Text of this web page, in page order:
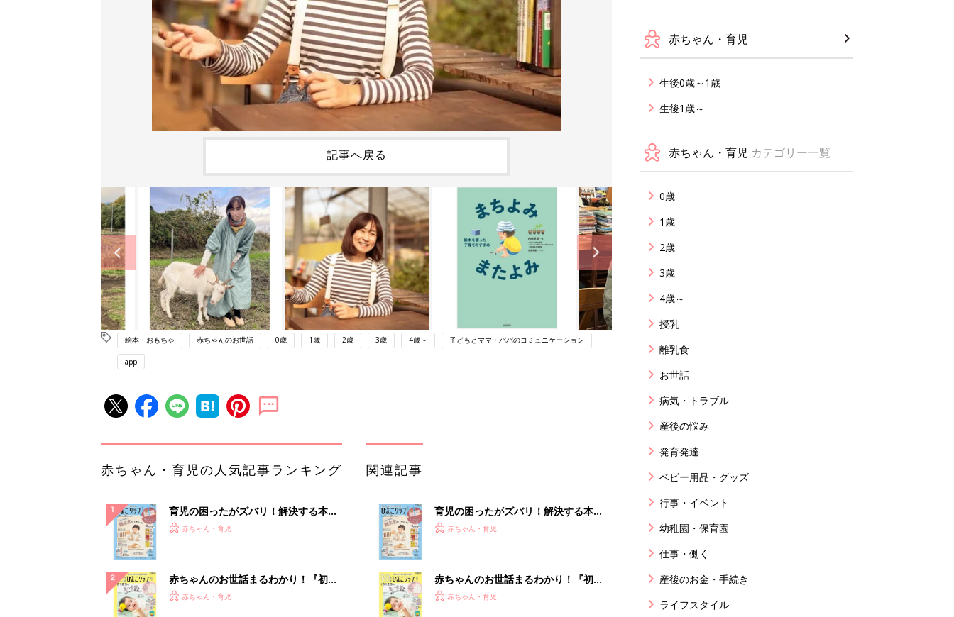
記事へ戻る
絵本・おもちゃ 赤ちゃんのお世話 0歳 1歳 2歳 3歳 4歳～ 子どもとママ・パパのコミュニケーション
app
赤ちゃん・育児の人気記事ランキング
育児の困ったがズバリ！解決する本
『ひよこクラブ 秋号』 4カ月～2才
赤ちゃん・育児
赤ちゃんのお世話まるわかり！『初め
てのひよこクラブ 夏号』〈巻頭大特
赤ちゃん・育児
関連記事
育児の困ったがズバリ！解決する本
『ひよこクラブ 秋号』 4カ月～2才
赤ちゃん・育児
赤ちゃんのお世話まるわかり！『初め
てのひよこクラブ 夏号』〈巻頭大特
赤ちゃん・育児
赤ちゃん・育児
生後0歳～1歳
生後1歳～
赤ちゃん・育児 カテゴリー一覧
0歳
1歳
2歳
3歳
4歳～
授乳
離乳食
お世話
病気・トラブル
産後の悩み
発育発達
ベビー用品・グッズ
行事・イベント
幼稚園・保育園
仕事・働く
産後のお金・手続き
ライフスタイル